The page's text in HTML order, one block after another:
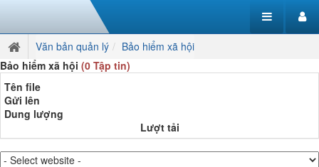
Văn bản quản lý
Bảo hiểm xã hội
Bảo hiểm xã hội (0 Tập tin)
Tên file
Gửi lên
Dung lượng
Lượt tải